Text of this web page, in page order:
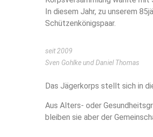
In diesem Jahr, zu unserem
Schützenkönigspaar.
seit 2009
Sven Gohlke und Daniel Thomas
Das Jägerkorps stellt sich in
Aus Alters- oder
bleiben sie aber der